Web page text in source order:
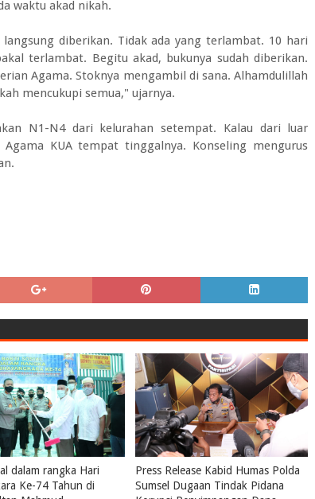
waktu akad nikah.
diberikan. Tidak ada yang terlambat. 10 hari
terlambat. Begitu akad, bukunya sudah diberikan.
Agama. Stoknya mengambil di sana. Alhamdulillah
mencukupi semua," ujarnya.
N1-N4 dari kelurahan setempat. Kalau dari luar
KUA tempat tinggalnya. Konseling mengurus
dalam rangka Hari
Ke-74 Tahun di
Press Release Kabid Humas Polda
Sumsel Dugaan Tindak Pidana